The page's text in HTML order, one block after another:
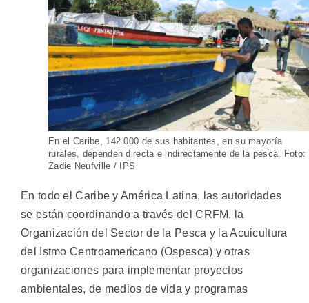
En el Caribe, 142 000 de sus habitantes, en su mayoría
rurales, dependen directa e indirectamente de la pesca. Foto:
Zadie Neufville / IPS
En todo el Caribe y América Latina, las autoridades
se están coordinando a través del CRFM, la
Organización del Sector de la Pesca y la Acuicultura
del Istmo Centroamericano (Ospesca) y otras
organizaciones para implementar proyectos
ambientales, de medios de vida y programas